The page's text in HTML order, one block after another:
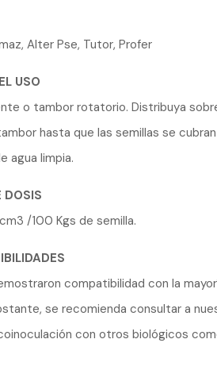
Alter Pse, Tutor, Profer
USO
o tambor rotatorio. Distribuya
hasta que las semillas se
agua limpia.
DOSIS
/100 Kgs de semilla.
compatibilidad con la
se recomienda consultar a
con otros biológicos